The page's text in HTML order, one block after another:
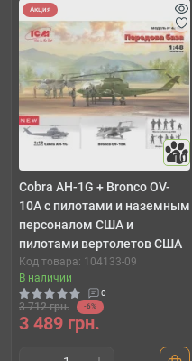
Акция
10
Cobra AH-1G + Bronco OV-
10A с пилотами и наземным
персоналом США и
пилотами вертолетов США
Код товара: 104133-09
В наличии
0
3 712 грн. -6%
3 489 грн.